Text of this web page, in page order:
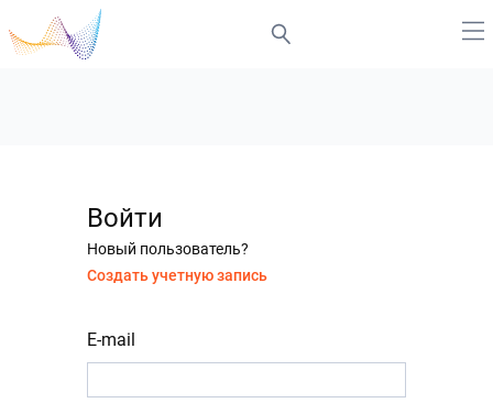
Войти
Новый пользователь?
Создать учетную запись
E-mail